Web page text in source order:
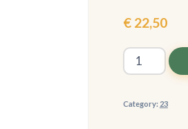
€22,50
Fietsverhuur:
E-
Category: 23